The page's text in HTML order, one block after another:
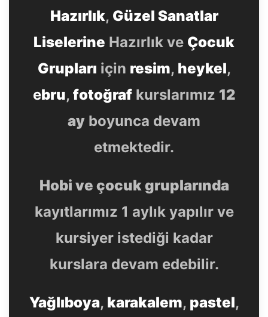
Hazırlık, Güzel Sanatlar
Liselerine Hazırlık ve Çocuk
Grupları için resim, heykel,
ebru, fotoğrafkurslarımız 12
ay boyunca devam
etmektedir.
Hobi ve çocuk gruplarında
kayıtlarımız 1 aylık yapılır ve
kursiyer istediği kadar
kurslara devam edebilir.
Yağlıboya, karakalem, pastel,